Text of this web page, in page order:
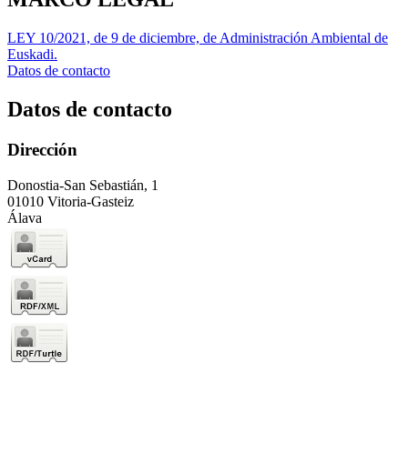
LEY 10/2021, de 9 de diciembre, de Administración Ambiental de
Euskadi.
Datos de contacto
Datos de contacto
Dirección
Donostia-San Sebastián, 1
01010 Vitoria-Gasteiz
Álava